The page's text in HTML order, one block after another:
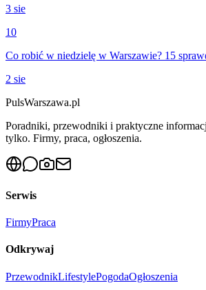
3 sie
10
Co robić w niedzielę w Warszawie? 15
2 sie
PulsWarszawa.pl
Poradniki, przewodniki i praktyczne
tylko. Firmy, praca, ogłoszenia.
Serwis
FirmyPraca
Odkrywaj
PrzewodnikLifestylePogodaOgłoszenia